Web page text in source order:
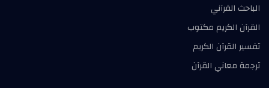
الباحث القرآني
القرآن الكريم مكتوب
تفسير القرآن الكريم
ترجمة معاني القرآن